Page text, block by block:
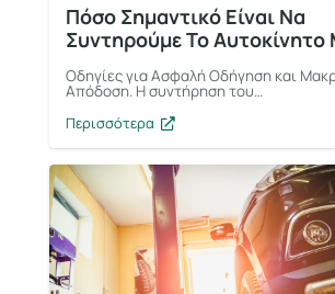
Πόσο Σημαντικό Είναι Να
Συντηρούμε Το Αυτοκίνητο
Οδηγίες για Ασφαλή Οδήγηση και
Απόδοση. Η συντήρηση του…
Περισσότερα